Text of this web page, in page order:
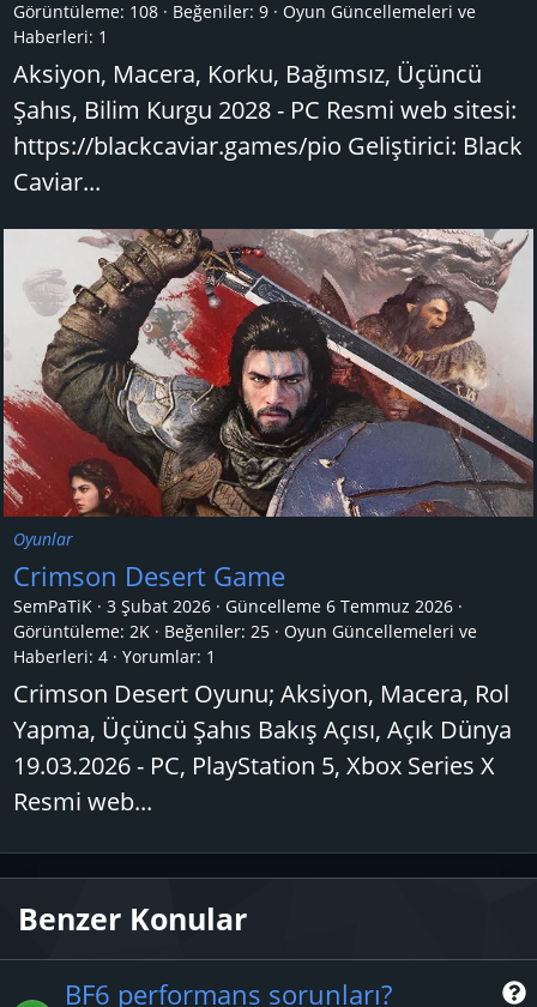
Görüntüleme: 108
Beğeniler: 9
Oyun Güncellemeleri ve
Haberleri: 1
Aksiyon, Macera, Korku, Bağımsız, Üçüncü
Şahıs, Bilim Kurgu 2028 - PC Resmi web sitesi:
https://blackcaviar.games/pio Geliştirici: Black
Caviar...
Oyunlar
Crimson Desert Game
SemPaTiK 3 Şubat 2026 Güncelleme 6 Temmuz 2026
Görüntüleme: 2K
Beğeniler: 25
Oyun Güncellemeleri ve
Haberleri: 4 Yorumlar: 1
Crimson Desert Oyunu; Aksiyon, Macera, Rol
Yapma, Üçüncü Şahıs Bakış Açısı, Açık Dünya
19.03.2026 - PC, PlayStation 5, Xbox Series X
Resmi web...
Benzer Konular
S
BF6 performans sorunları?